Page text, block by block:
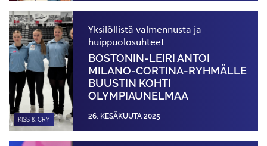
KISS & CRY
Yksilöllistä valmennusta ja
huippuolosuhteet
BOSTONIN-LEIRI ANTOI
MILANO-CORTINA-RYHMÄLLE
BUUSTIN KOHTI
OLYMPIAUNELMAA
26. KESÄKUUTA 2025